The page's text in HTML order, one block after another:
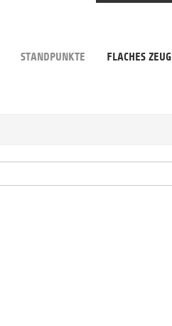
STANDPUNKTE FLACHES ZEUG